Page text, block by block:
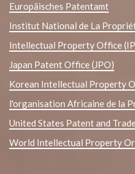
Europäisches Patentamt
Institut National de La
Intellectual Property Office
Japan Patent Office (JPO)
Korean Intellectual Property
l'organisation Africaine de la
United States Patent and
World Intellectual Property